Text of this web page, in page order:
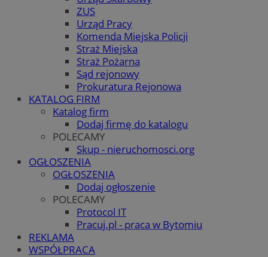
ZUS
Urząd Pracy
Komenda Miejska Policji
Straż Miejska
Straż Pożarna
Sąd rejonowy
Prokuratura Rejonowa
KATALOG FIRM
Katalog firm
Dodaj firmę do katalogu
POLECAMY
Skup - nieruchomosci.org
OGŁOSZENIA
OGŁOSZENIA
Dodaj ogłoszenie
POLECAMY
Protocol IT
Pracuj.pl - praca w Bytomiu
REKLAMA
WSPÓŁPRACA